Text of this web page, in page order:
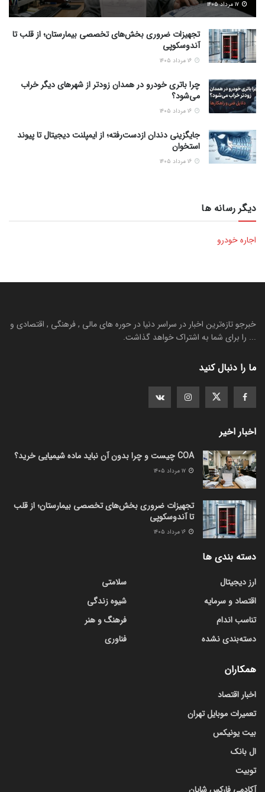
تجهیزات ضروری بخش‌های تخصصی بیمارستان؛ از قلب تا
آندوسکوپی
چرا باتری خودرو در همدان زودتر از شهرهای دیگر خراب
می‌شود؟
جایگزینی دندان ازدست‌رفته؛ از ایمپلنت دیجیتال تا پیوند
استخوان
دیگر رسانه ها
اجاره خودرو
خبرجو تازه‌ترین اخبار در سراسر دنیا در حوره های مالی , فرهنگی , اقتصادی و
... را برای شما به اشتراک خواهد گذاشت.
ما را دنبال کنید
اخبار اخیر
COA چیست و چرا بدون آن نباید ماده شیمیایی خرید؟
تجهیزات ضروری بخش‌های تخصصی بیمارستان؛ از قلب
تا آندوسکوپی
دسته بندی ها
ارز دیجیتال
اقتصاد و سرمایه
تناسب اندام
دسته‌بندی نشده
سلامتی
شیوه زندگی
فرهنگ و هنر
فناوری
همکاران
اخبار اقتصاد
تعمیرات موبایل تهران
بیت یونیکس
ال بانک
توبیت